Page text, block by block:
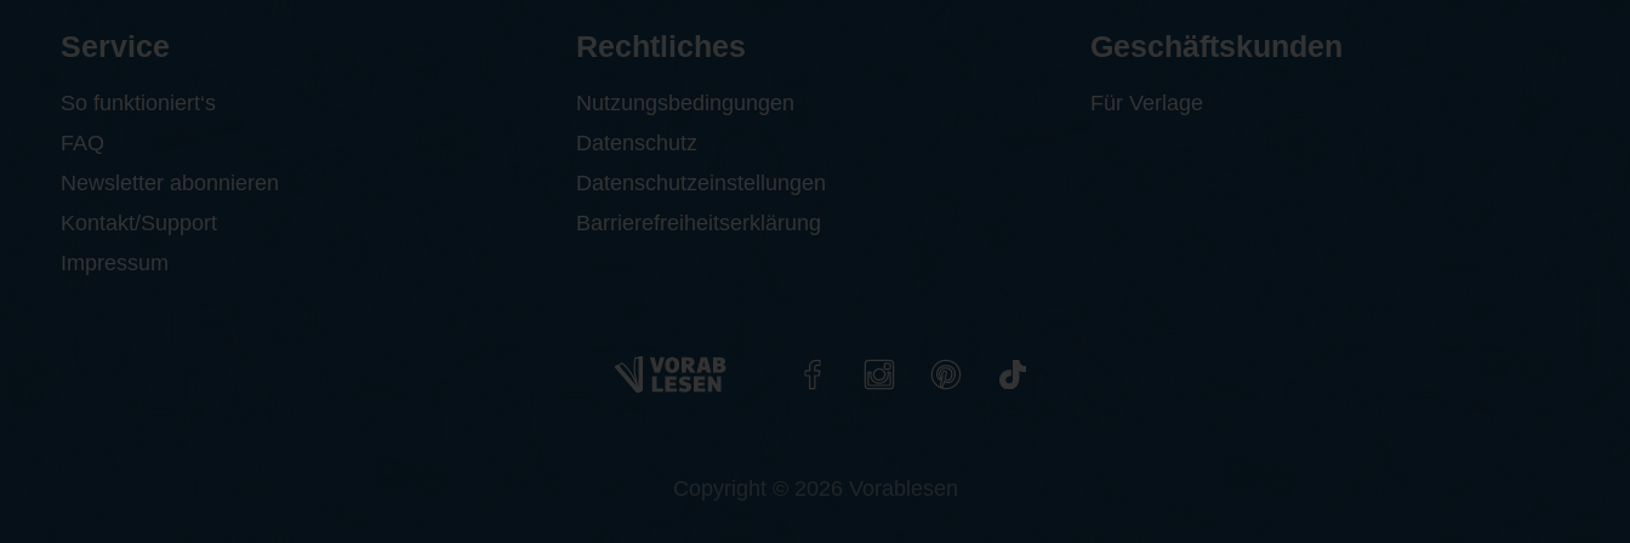
Service
So funktioniert‘s
FAQ
Newsletter abonnieren
Kontakt/Support
Impressum
Rechtliches
Nutzungsbedingungen
Datenschutz
Datenschutzeinstellungen
Barrierefreiheitserklärung
Geschäftskunden
Für Verlage
Copyright © 2026 Vorablesen